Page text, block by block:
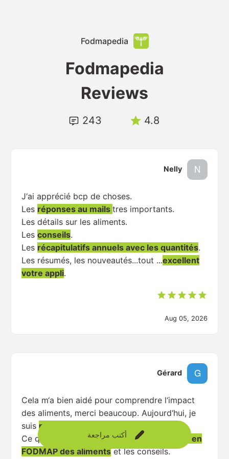
Fodmapedia
Fodmapedia
Reviews
4.8
243
أكتب مراجعة
Nelly
J‘ai apprécié bcp de choses.
Les réponses au mailstres importants.
Les détails sur les aliments.
Lesconseils.
Les récapitulatifs annuels avec les quantités.
Les résumés, les nouveautés...tout ...excellent
votre appli.
Aug 05, 2026
Gérard
Cela m‘a bien aidé pour comprendre l‘impact
des aliments, merci beaucoup. Aujourd‘hui, je
suis plus autonome
Ce qui m‘a le plus aidé c‘est
la composition en
FODMAP des alimentset les conseils.